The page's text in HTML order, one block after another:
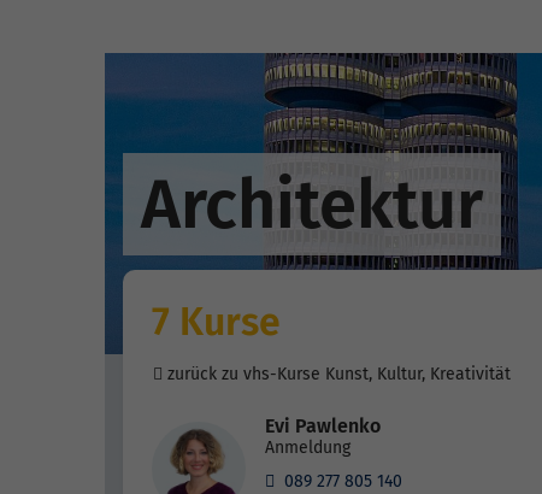
Architektur
7 Kurse
zurück zu vhs-Kurse Kunst, Kultur, Kreativität
Evi Pawlenko
Anmeldung
089 277 805 140